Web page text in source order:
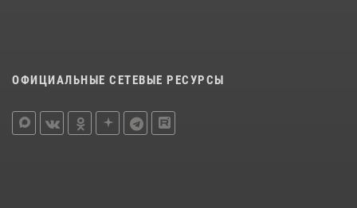
ОФИЦИАЛЬНЫЕ СЕТЕВЫЕ РЕСУРСЫ